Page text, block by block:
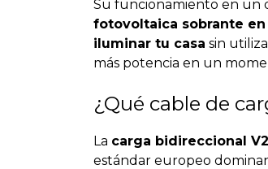
Su funcionamiento en un
fotovoltaica sobrante
iluminar tu casa sin
más potencia en un
¿Qué cable de
La carga bidireccional
estándar europeo